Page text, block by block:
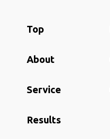
Top
About
Service
Results